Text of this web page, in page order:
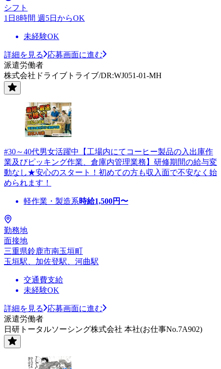
シフト
1日8時間 週5日からOK
未経験OK
詳細を見る
応募画面に進む
派遣労働者
株式会社ドライブトライブ/DR:WJ051-01-MH
#30～40代男女活躍中【工場内にてコーヒー製品の入出庫作
業及びピッキング作業、倉庫内管理業務】研修期間の給与変
動なし★安心のスタート！初めての方も収入面で不安なく始
められます！
軽作業・製造系時給1,500円〜
勤務地
面接地
三重県鈴鹿市南玉垣町
玉垣駅、加佐登駅、河曲駅
交通費支給
未経験OK
詳細を見る
応募画面に進む
派遣労働者
日研トータルソーシング株式会社 本社(お仕事No.7A902)